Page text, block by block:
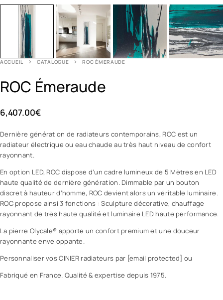
ACCUEIL CATALOGUE ROC ÉMERAUDE
ROC Émeraude
6,407.00€
Dernière génération de radiateurs contemporains, ROC est un
radiateur électrique ou eau chaude au très haut niveau de confort
rayonnant.
En option LED, ROC dispose d’un cadre lumineux de 5 Mètres en LED
haute qualité de dernière génération. Dimmable par un bouton
discret à hauteur d’homme, ROC devient alors un véritable luminaire.
ROC propose ainsi 3 fonctions : Sculpture décorative, chauffage
rayonnant de très haute qualité et luminaire LED haute performance.
La pierre Olycale® apporte un confort premium et une douceur
rayonnante enveloppante.
Personnaliser vos CINIER radiateurs par [email protected] ou
Fabriqué en France. Qualité & expertise depuis 1975.